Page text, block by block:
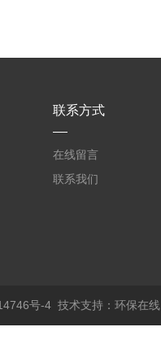
联系方式
在线留言
联系我们
号-4 技术支持：环保在线